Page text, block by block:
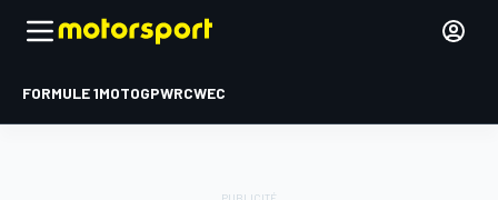
FORMULE 1MOTOGPWRCWEC